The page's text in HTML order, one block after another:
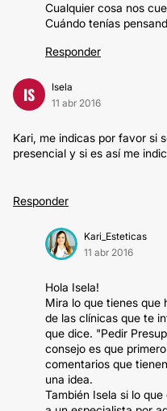
Cualquier cosa nos
Cuándo tenías
Responder
IS
Isela
11 abr 2016
Kari, me indicas por favor si
presencial y si es así me
Responder
Kari_Esteticas
11 abr 2016
Hola Isela!
Mira lo que tienes que
de las clínicas que te
que dice. "Pedir
consejo es que
comentarios que
una idea.
También Isela si lo